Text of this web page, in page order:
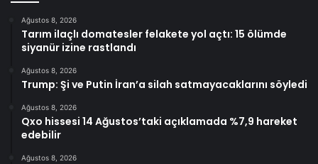
Ağustos 8, 2026
Tarım ilaçlı domatesler felakete yol açtı: 15 ölümde
siyanür izine rastlandı
Ağustos 8, 2026
Trump: Şi ve Putin İran’a silah satmayacaklarını söyledi
Ağustos 8, 2026
Qxo hissesi 14 Ağustos’taki açıklamada %7,9 hareket
edebilir
Ağustos 8, 2026